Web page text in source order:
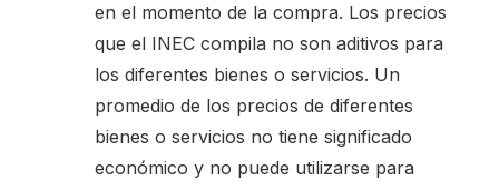
en el momento de la compra. Los precios
que el INEC compila no son aditivos para
los diferentes bienes o servicios. Un
promedio de los precios de diferentes
bienes o servicios no tiene significado
económico y no puede utilizarse para